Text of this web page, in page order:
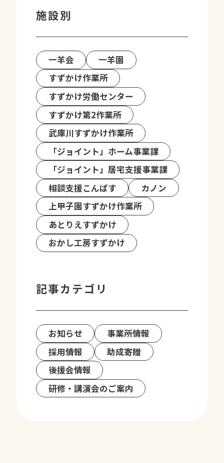
施設別
一羊会
一羊園
すずかけ作業所
すずかけ労働センター
すずかけ第2作業所
武庫川すずかけ作業所
「ジョイント」ホーム事業課
「ジョイント」居宅支援事業課
相談支援こんぱす
カノン
上甲子園すずかけ作業所
あとりえすずかけ
おかし工房すずかけ
記事カテゴリ
お知らせ
事業所情報
採用情報
助成寄贈
後援会情報
研修・講演会のご案内